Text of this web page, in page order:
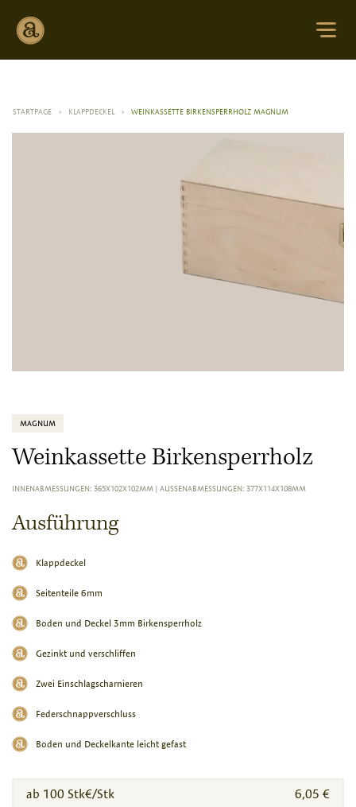
STARTPAGE > KLAPPDECKEL > WEINKASSETTE BIRKENSPERRHOLZ MAGNUM
MAGNUM
Weinkassette Birkensperrholz
INNENABMESSUNGEN: 365X102X102MM | AUSSENABMESSUNGEN: 377X114X108MM
Ausführung
Klappdeckel
Seitenteile 6mm
Boden und Deckel 3mm Birkensperrholz
Gezinkt und verschliffen
Zwei Einschlagscharnieren
Federschnappverschluss
Boden und Deckelkante leicht gefast
ab 100 Stk€/Stk 6,05 €